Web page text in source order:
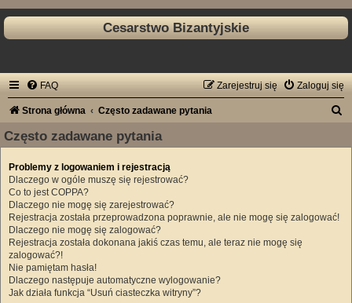
Cesarstwo Bizantyjskie
FAQ Zaloguj się
Zarejestruj się
Strona główna Często zadawane pytania
u
Często zadawane pytania
Problemy z logowaniem i rejestracją
Dlaczego w ogóle muszę się rejestrować?
Co to jest COPPA?
Dlaczego nie mogę się zarejestrować?
Rejestracja została przeprowadzona poprawnie, ale nie mogę się zalogować!
Dlaczego nie mogę się zalogować?
Rejestracja została dokonana jakiś czas temu, ale teraz nie mogę się
zalogować?!
Nie pamiętam hasła!
Dlaczego następuje automatyczne wylogowanie?
Jak działa funkcja “Usuń ciasteczka witryny”?